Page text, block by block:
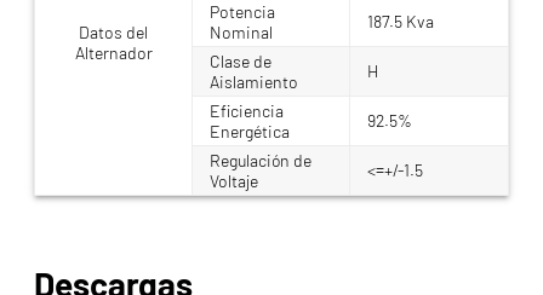
Datos del
Alternador
Potencia
Nominal
187.5 Kva
Clase de
Aislamiento
H
Eficiencia
Energética
92.5%
Regulación de
Voltaje
<=+/-1.5
Descargas